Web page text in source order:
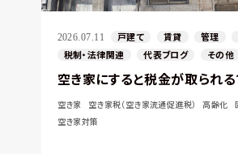
2026.07.11 戸建て 賃貸 管理
税制・法律関連
代表ブログ その他
空き家にすると税金が取られる
空き家 空き家税（空き家流通促進税） 高齢化
空き家対策